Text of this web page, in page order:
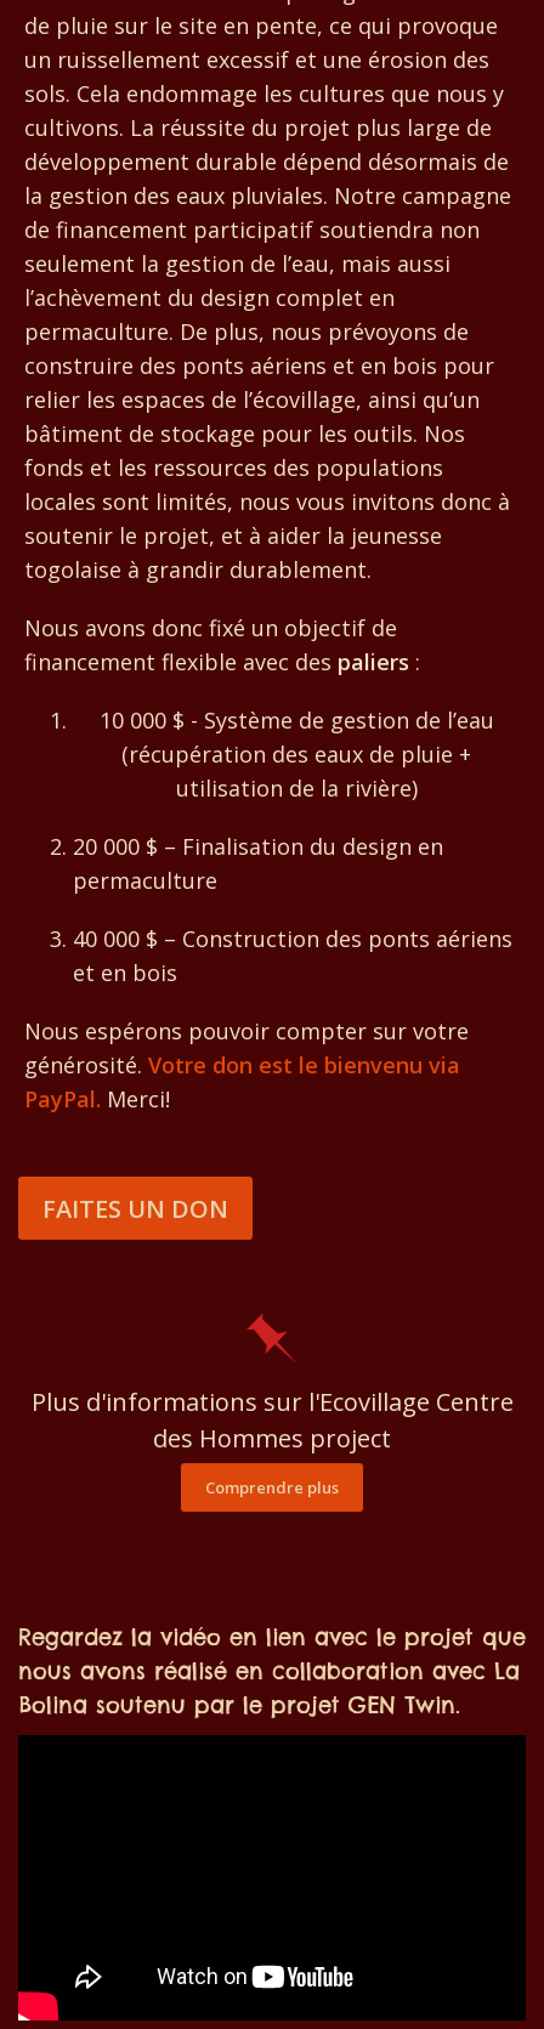
de pluie sur le site en pente, ce qui provoque
un ruissellement excessif et une érosion des
sols. Cela endommage les cultures que nous y
cultivons. La réussite du projet plus large de
développement durable dépend désormais de
la gestion des eaux pluviales. Notre campagne
de financement participatif soutiendra non
seulement la gestion de l’eau, mais aussi
l’achèvement du design complet en
permaculture. De plus, nous prévoyons de
construire des ponts aériens et en bois pour
relier les espaces de l’écovillage, ainsi qu’un
bâtiment de stockage pour les outils. Nos
fonds et les ressources des populations
locales sont limités, nous vous invitons donc à
soutenir le projet, et à aider la jeunesse
togolaise à grandir durablement.
Nous avons donc fixé un objectif de
financement flexible avec des paliers :
10 000 $ - Système de gestion de l’eau
(récupération des eaux de pluie +
utilisation de la rivière)
20 000 $ – Finalisation du design en
permaculture
40 000 $ – Construction des ponts aériens
et en bois
Nous espérons pouvoir compter sur votre
générosité. Votre don est le bienvenu via
PayPal. Merci!
FAITES UN DON
Plus d'informations sur l'Ecovillage Centre
des Hommes project
Comprendre plus
Regardez la vidéo en lien avec le projet que
nous avons réalisé en collaboration avec La
Bolina soutenu par le projet GEN Twin.